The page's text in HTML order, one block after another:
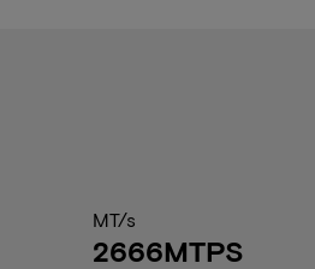
MT/s
2666MTPS